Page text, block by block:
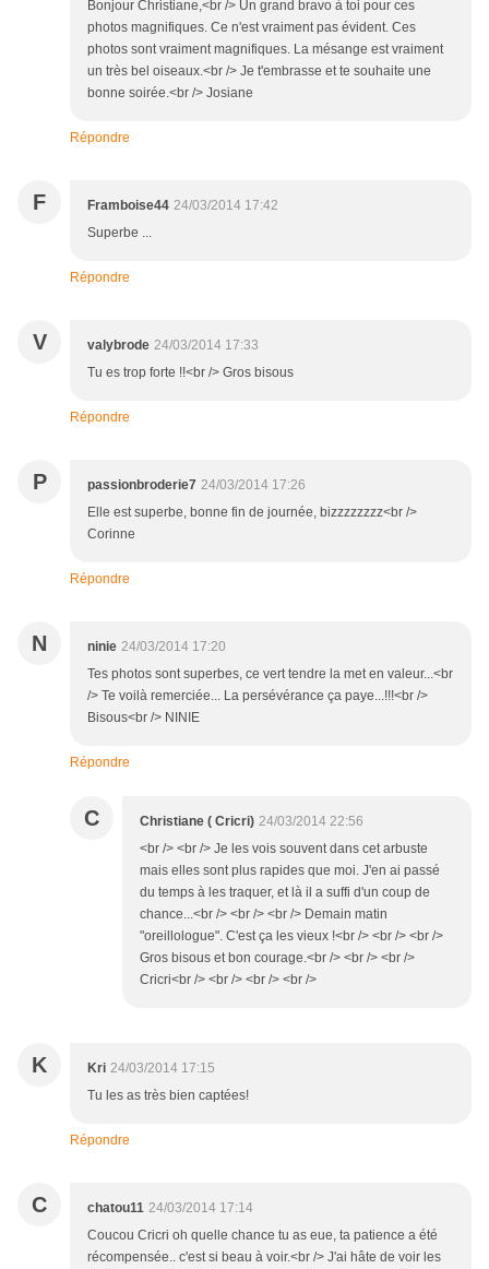
Bonjour Christiane,<br /> Un grand bravo à toi pour ces
photos magnifiques. Ce n'est vraiment pas évident. Ces
photos sont vraiment magnifiques. La mésange est vraiment
un très bel oiseaux.<br /> Je t'embrasse et te souhaite une
bonne soirée.<br /> Josiane
Répondre
F Framboise44 24/03/2014 17:42
Superbe ...
Répondre
V valybrode 24/03/2014 17:33
Tu es trop forte !!<br /> Gros bisous
Répondre
P passionbroderie7 24/03/2014 17:26
Elle est superbe, bonne fin de journée, bizzzzzzzz<br />
Corinne
Répondre
N ninie 24/03/2014 17:20
Tes photos sont superbes, ce vert tendre la met en valeur...<br
/> Te voilà remerciée... La persévérance ça paye...!!!<br />
Bisous<br /> NINIE
Répondre
C Christiane ( Cricri) 24/03/2014 22:56
<br /> <br /> Je les vois souvent dans cet arbuste
mais elles sont plus rapides que moi. J'en ai passé
du temps à les traquer, et là il a suffi d'un coup de
chance...<br /> <br /> <br /> Demain matin
"oreillologue". C'est ça les vieux !<br /> <br /> <br />
Gros bisous et bon courage.<br /> <br /> <br />
Cricri<br /> <br /> <br /> <br />
K Kri 24/03/2014 17:15
Tu les as très bien captées!
Répondre
C chatou11 24/03/2014 17:14
Coucou Cricri oh quelle chance tu as eue, ta patience a été
récompensée.. c'est si beau à voir.<br /> J'ai hâte de voir les